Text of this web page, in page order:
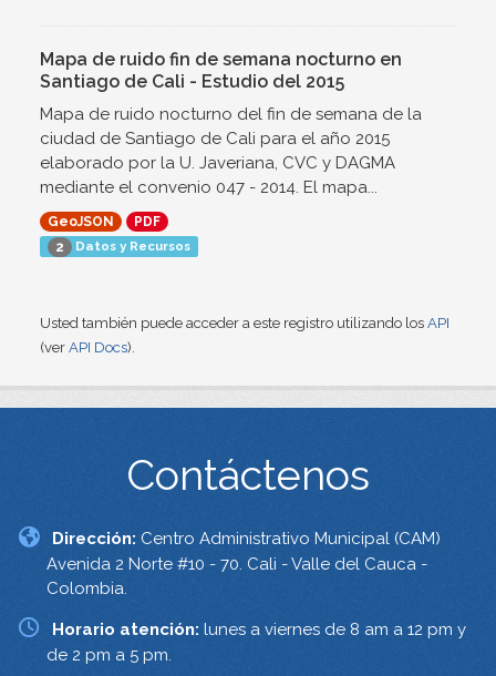
Mapa de ruido fin de semana nocturno en
Santiago de Cali - Estudio del 2015
Mapa de ruido nocturno del fin de semana de la
ciudad de Santiago de Cali para el año 2015
elaborado por la U. Javeriana, CVC y DAGMA
mediante el convenio 047 - 2014. El mapa...
GeoJSON
PDF
2 Datos y Recursos
Usted también puede acceder a este registro utilizando los API
(ver API Docs).
Contáctenos
Dirección: Centro Administrativo Municipal (CAM)
Avenida 2 Norte #10 - 70. Cali - Valle del Cauca -
Colombia.
Horario atención: lunes a viernes de 8 am a 12 pm y
de 2 pm a 5 pm.